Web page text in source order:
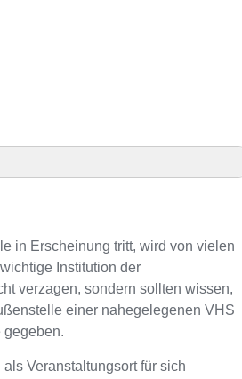
in Erscheinung tritt, wird von vielen
Institution der
verzagen, sondern sollten wissen,
einer nahegelegenen VHS
gegeben.
Veranstaltungsort für sich